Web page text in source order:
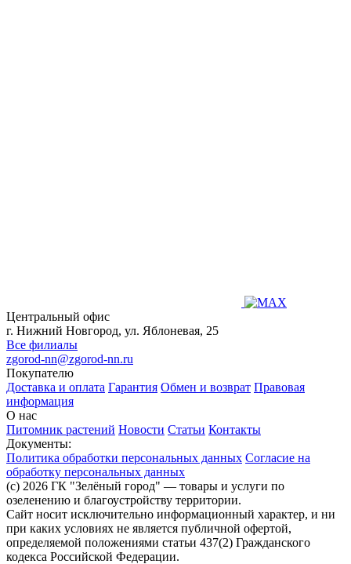
Центральный офис
г. Нижний Новгород, ул. Яблоневая, 25
Все филиалы
zgorod-nn@zgorod-nn.ru
Покупателю
Доставка и оплата Гарантия Обмен и возврат Правовая
информация
О нас
Питомник растений Новости Статьи Контакты
Документы:
Политика обработки персональных данных Согласие на
обработку персональных данных
(c) 2026 ГК "Зелёный город" — товары и услуги по
озеленению и благоустройству территории.
Сайт носит исключительно информационный характер, и ни
при каких условиях не является публичной офертой,
определяемой положениями статьи 437(2) Гражданского
кодекса Российской Федерации.